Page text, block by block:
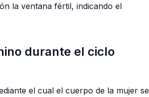
la ventana fértil, indicando el
durante el ciclo
el cual el cuerpo de la mujer se